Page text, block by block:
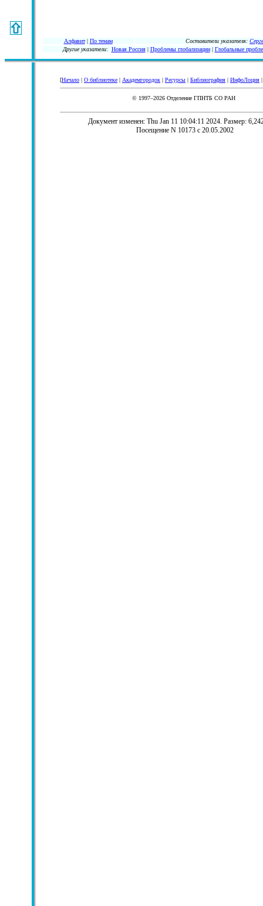
Алфавит| По темам Составители указателя:
Другие указатели: Новая Россия| Проблемы глобализации| Глобальные
[Начало | О библиотеке | Академгородок | Ресурсы | Библиография | ИнфоЛоция
© 1997–2026 Отделение ГПНТБ СО РАН
Документ изменен: Thu Jan 11 10:04:11 2024. Размер:
Посещение N 10173 с 20.05.2002